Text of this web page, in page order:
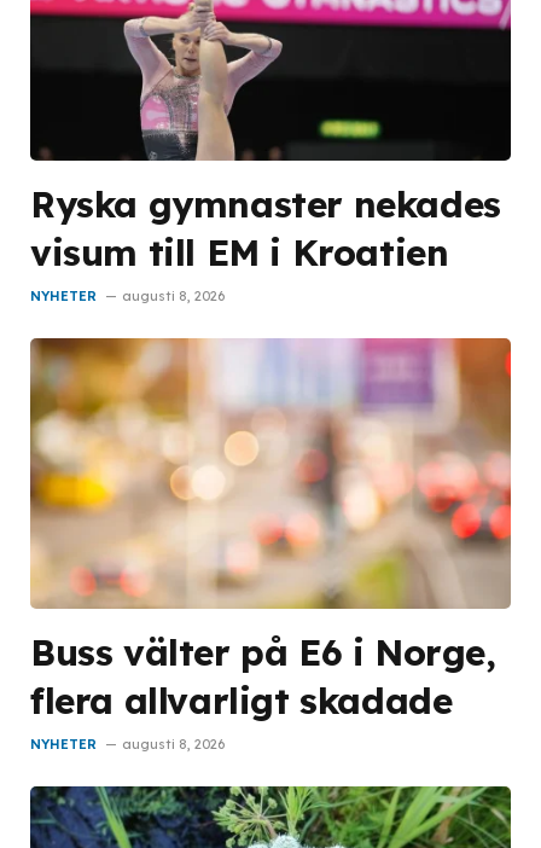
Ryska gymnaster nekades
visum till EM i Kroatien
NYHETER augusti 8, 2026
Buss välter på E6 i Norge,
flera allvarligt skadade
NYHETER augusti 8, 2026